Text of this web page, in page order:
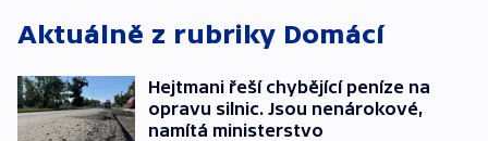
Aktuálně z rubriky Domácí
Hejtmani řeší chybějící peníze na
opravu silnic. Jsou nenárokové,
namítá ministerstvo